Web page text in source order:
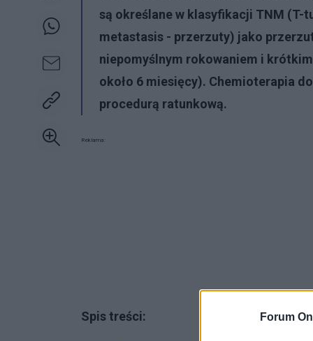
Forum
są określane w klasyfikacji TNM (T-
metastasis - przerzuty) jako
niepomyślnym rokowaniem i
około 6 miesięcy). Chemioterapia
procedurą ratunkową.
Reklama:
Spis treści: